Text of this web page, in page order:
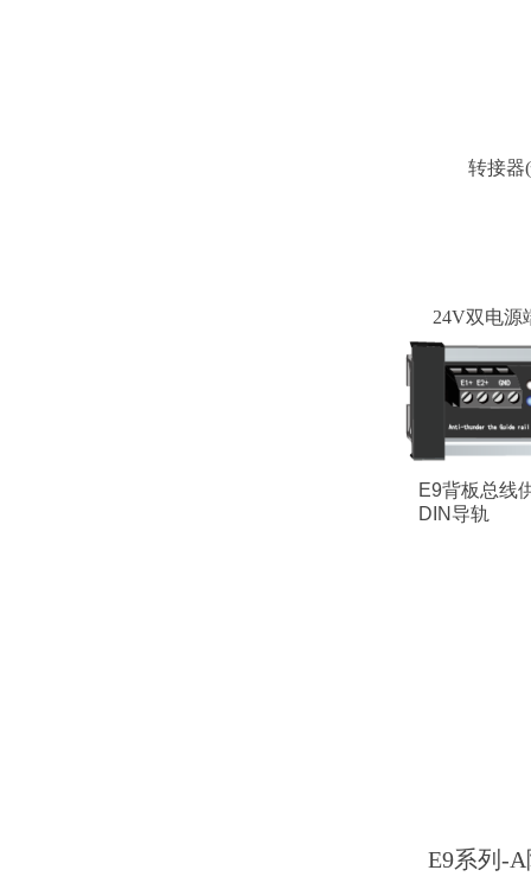
转接器
E9背板总线
DIN导轨
24V双电源
E9系列-